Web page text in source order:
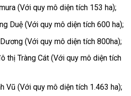
(Với quy mô diện tích 153 ha);
Duệ (Với quy mô diện tích 600 ha);
(Với quy mô diện tích 800ha);
thị Tràng Cát (Với quy mô diện tích
Vũ (Với quy mô diện tích 1.463 ha);